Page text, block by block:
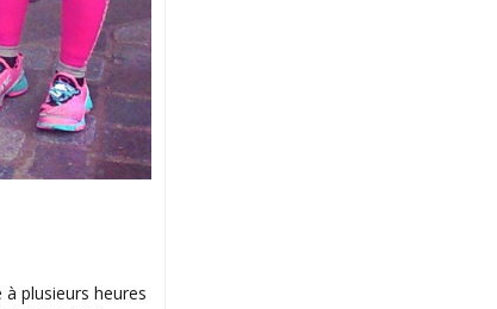
plusieurs heures